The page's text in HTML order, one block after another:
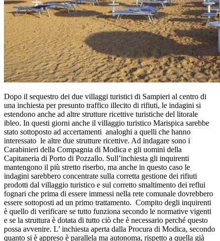
Dopo il sequestro dei due villaggi turistici di Sampieri al centro di
una inchiesta per presunto traffico illecito di rifiuti, le indagini si
estendono anche ad altre strutture ricettive turistiche del litorale
ibleo. In questi giorni anche il villaggio turistico Marispica sarebbe
stato sottoposto ad accertamenti analoghi a quelli che hanno
interessato le altre due strutture ricettive. Ad indagare sono i
Carabinieri della Compagnia di Modica e gli uomini della
Capitaneria di Porto di Pozzallo. Sull’inchiesta gli inquirenti
mantengono il più stretto riserbo, ma anche in questo caso le
indagini sarebbero concentrate sulla corretta gestione dei rifiuti
prodotti dal villaggio turistico e sul corretto smaltimento dei reflui
fognari che prima di essere immessi nella rete comunale dovrebbero
essere sottoposti ad un primo trattamento. Compito degli inquirenti
è quello di verificare se tutto funziona secondo le normative vigenti
e se la struttura è dotata di tutto ciò che è necessario perché questo
possa avvenire. L’ inchiesta aperta dalla Procura di Modica, secondo
quanto si è appreso è parallela ma autonoma, rispetto a quella già